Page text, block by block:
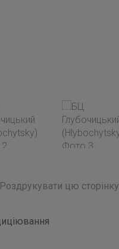
Роздрукувати цю сторінку